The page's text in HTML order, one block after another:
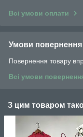
Всі умови оплати
Умови повернення
Повернення товару
Всі умови
З цим товаром